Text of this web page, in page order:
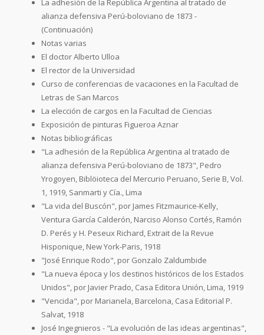
alianza defensiva Perú-boloviano de 1873 -
(Continuación)
Notas varias
El doctor Alberto Ulloa
El rector de la Universidad
Curso de conferencias de vacaciones en la Facultad de
Letras de San Marcos
La elección de cargos en la Facultad de Ciencias
Exposición de pinturas Figueroa Aznar
Notas bibliográficas
"La adhesión de la República Argentina al tratado de
alianza defensiva Perú-boloviano de 1873", Pedro
Yrogoyen, Biblöioteca del Mercurio Peruano, Serie B, Vol.
1, 1919, Sanmarti y Cía., Lima
"La vida del Buscón", por James Fitzmaurice-Kelly,
Ventura García Calderón, Narciso Alonso Cortés, Ramón
D. Perés y H. Peseux Richard, Extrait de la Revue
Hisponique, New York-Paris, 1918
"José Enrique Rodo", por Gonzalo Zaldumbide
"La nueva época y los destinos históricos de los Estados
Unidos", por Javier Prado, Casa Editora Unión, Lima, 1919
"Vencida", por Marianela, Barcelona, Casa Editorial P.
Salvat, 1918
José Ingegnieros - "La evolución de las ideas argentinas",